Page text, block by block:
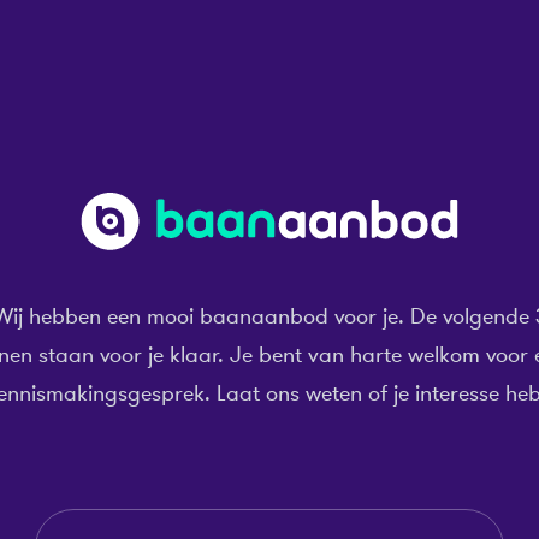
hebben een mooi baanaanbod voor je. De volgende
staan voor je klaar. Je bent van harte welkom voor
Laat ons weten of je interesse